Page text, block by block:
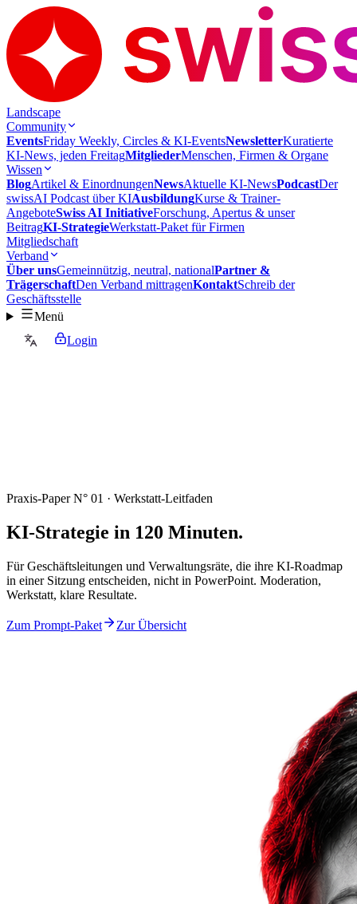
Landscape
Community
EventsFriday Weekly, Circles & KI-EventsNewsletterKuratierte
KI-News, jeden FreitagMitgliederMenschen, Firmen & Organe
Wissen
BlogArtikel & EinordnungenNewsAktuelle KI-NewsPodcastDer
swissAI Podcast über KIAusbildungKurse & Trainer-
AngeboteSwiss AI InitiativeForschung, Apertus & unser
BeitragKI-StrategieWerkstatt-Paket für Firmen
Mitgliedschaft
Verband
Über unsGemeinnützig, neutral, nationalPartner &
TrägerschaftDen Verband mittragenKontaktSchreib der
Geschäftsstelle
Menü
DE Login
Praxis-Paper N° 01 · Werkstatt-Leitfaden
KI-Strategie in 120 Minuten.
Für Geschäftsleitungen und Verwaltungsräte, die ihre KI-Roadmap
in einer Sitzung entscheiden, nicht in PowerPoint. Moderation,
Werkstatt, klare Resultate.
Zum Prompt-Paket Zur Übersicht